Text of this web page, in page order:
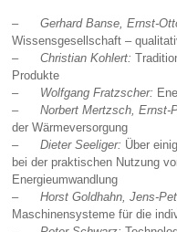
–Gerhard Banse, Ernst-
Wissensgesellschaft –
–Christian Kohlert:
Produkte
– Wolfgang Fratzscher:
–Norbert Mertzsch, Ernst-
der Wärmeversor­gung
–Dieter Seeliger: Über
bei der praktischen Nutzung
Energieumwandlung
–Horst Goldhahn, Jens-
Maschinensysteme für die